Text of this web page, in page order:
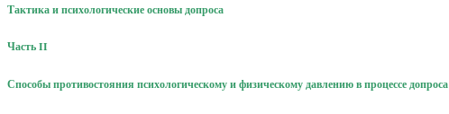
Тактика и психологические основы допроса
Часть II
Способы противостояния психологическому и физическому давлению в процессе допроса